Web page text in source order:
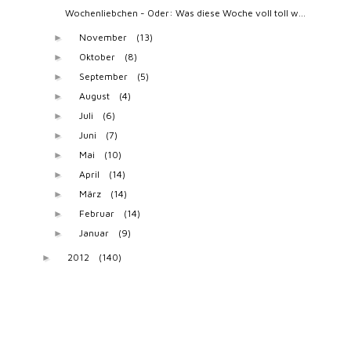
Wochenliebchen - Oder: Was diese Woche voll toll w...
► November (13)
► Oktober (8)
► September (5)
► August (4)
► Juli (6)
► Juni (7)
► Mai (10)
► April (14)
► März (14)
► Februar (14)
► Januar (9)
► 2012 (140)